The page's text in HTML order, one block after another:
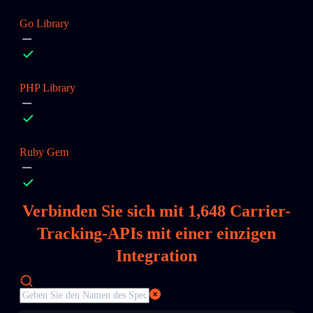
Go Library
PHP Library
Ruby Gem
Verbinden Sie sich mit 1,648 Carrier-
Tracking-APIs mit einer einzigen
Integration